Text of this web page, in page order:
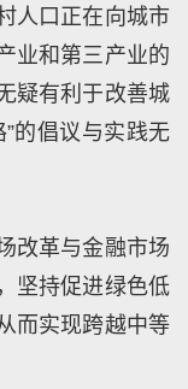
人口正在向城市
业和第三产业的
疑有利于改善城
的倡议与实践无
改革与金融市场
坚持促进绿色低
而实现跨越中等